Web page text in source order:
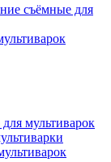
съёмные для
мультиварок